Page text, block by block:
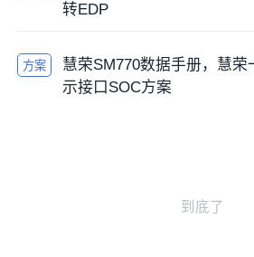
转EDP
方案
慧荣SM770数据手册，慧荣
示接口SOC方案